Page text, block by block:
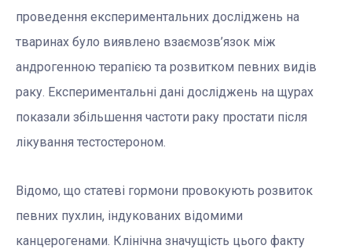
проведення експериментальних досліджень на
тваринах було виявлено взаємозв’язок між
андрогенною терапією та розвитком певних видів
раку. Експериментальні дані досліджень на щурах
показали збільшення частоти раку простати після
лікування тестостероном.
Відомо, що статеві гормони провокують розвиток
певних пухлин, індукованих відомими
канцерогенами. Клінічна значущість цього факту